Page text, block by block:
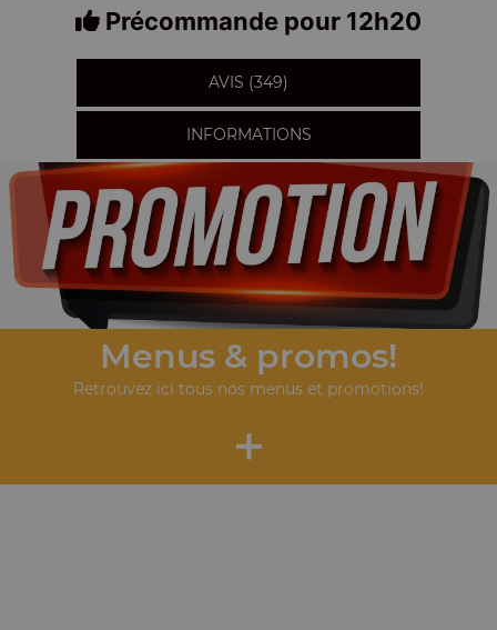
Précommande pour 12h20
AVIS (349)
INFORMATIONS
Menus & promos!
Retrouvez ici tous nos menus et promotions!
+